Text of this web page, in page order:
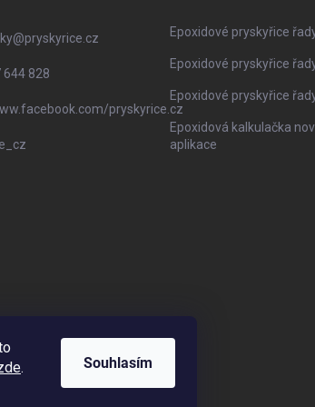
. Souhlasím
@pryskyrice.cz
644 828
pryskyrice.cz
Epoxidové pryskyřice
Epoxidové pryskyřice
Epoxidové pryskyřice
Epoxidová kalkulačka
aplikace